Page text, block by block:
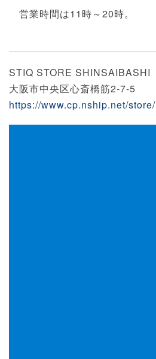
営業時間は11時～20時。
STIQ STORE SHINSAIBASHI
大阪市中央区心斎橋筋2-7-5
https://www.cp.nship.net/store/